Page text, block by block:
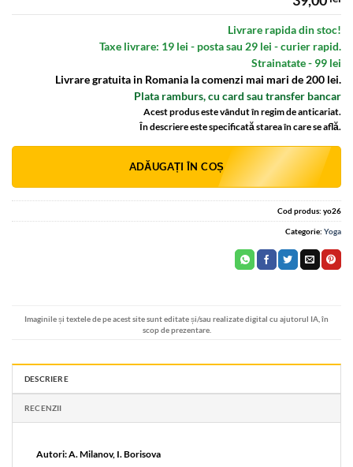
Livrare rapida din stoc!
Taxe livrare: 19 lei - posta sau 29 lei - curier rapid.
Strainatate - 99 lei
Livrare gratuita in Romania la comenzi mai mari de 200 lei.
Plata ramburs, cu card sau transfer bancar
Acest produs este vândut în regim de anticariat.
În descriere este specificată starea în care se află.
ADĂUGAȚI ÎN COȘ
Cod produs: yo26
Categorie: Yoga
Imaginile și textele de pe acest site sunt editate și/sau realizate digital cu ajutorul IA, în
scop de prezentare.
DESCRIERE
RECENZII
Autori: A. Milanov, I. Borisova